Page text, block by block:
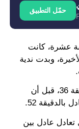
حمّل التطبيق
عشرة، كانت
وبدت ندية
وتقدم ماتي كاش لأستون فيلا في الدقيقة 36، قبل أن
52.
تعادل عادل بين